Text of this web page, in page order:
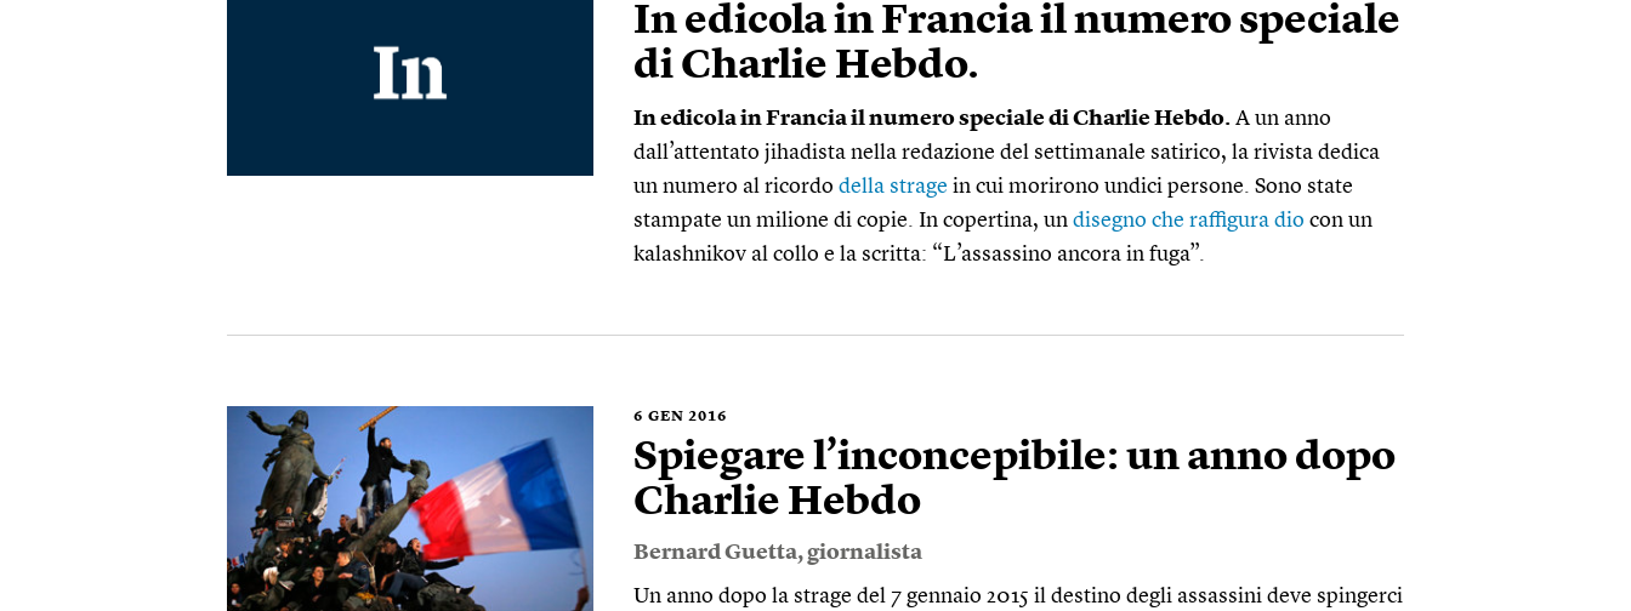
In edicola in Francia il numero speciale
di Charlie Hebdo.
In edicola in Francia il numero speciale di Charlie Hebdo. A un anno
dall’attentato jihadista nella redazione del settimanale satirico, la rivista dedica
un numero al ricordo della strage in cui morirono undici persone. Sono state
stampate un milione di copie. In copertina, un disegno che raffigura dio con un
kalashnikov al collo e la scritta: “L’assassino ancora in fuga”.
6 GEN 2016
Spiegare l’inconcepibile: un anno dopo
Charlie Hebdo
Bernard Guetta, giornalista
Un anno dopo la strage del 7 gennaio 2015 il destino degli assassini deve spingerci